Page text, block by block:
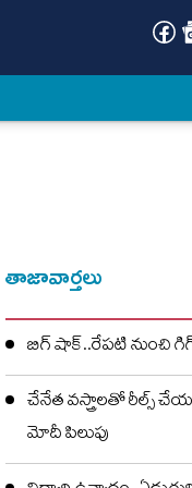
తాజావార్తలు
బిగ్ షాక్..రేపటి నుంచి గిగ్
చేనేత వస్త్రాలతో రీల్స్
మోదీ పిలుపు